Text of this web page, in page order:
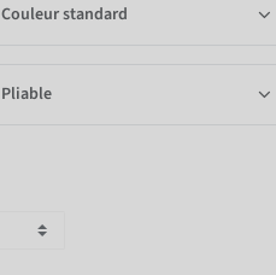
Couleur standard
Pliable